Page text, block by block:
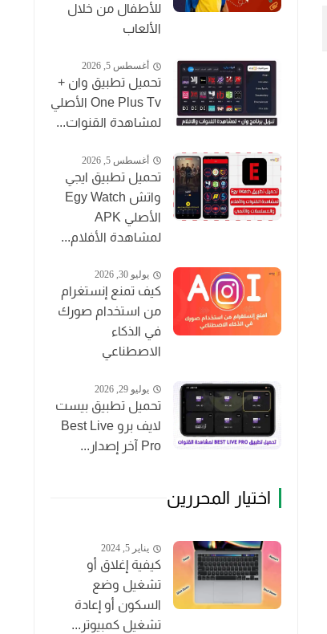
للأطفال من خلال
الألعاب
أغسطس 5, 2026
تحميل تطبيق وان +
One Plus Tv الأصلي
لمشاهدة القنوات...
أغسطس 5, 2026
تحميل تطبيق ايجي
واتش Egy Watch
الأصلي APK
لمشاهدة الأفلام...
يوليو 30, 2026
كيف تمنع إنستغرام
من استخدام صورك
في الذكاء
الاصطناعي
يوليو 29, 2026
تحميل تطبيق بيست
لايف برو Best Live
Pro آخر إصدار...
اختيار المحررين
يناير 5, 2024
كيفية إغلاق أو
تشغيل وضع
السكون أو إعادة
تشغيل كمبيوتر...